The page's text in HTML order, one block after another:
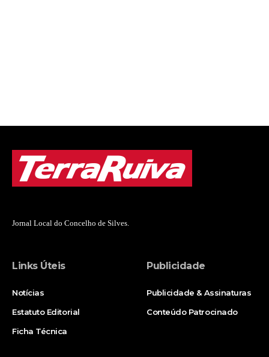
Jornal Local do Concelho de Silves.
Links Úteis
Notícias
Estatuto Editorial
Ficha Técnica
Publicidade
Publicidade & Assinaturas
Conteúdo Patrocinado